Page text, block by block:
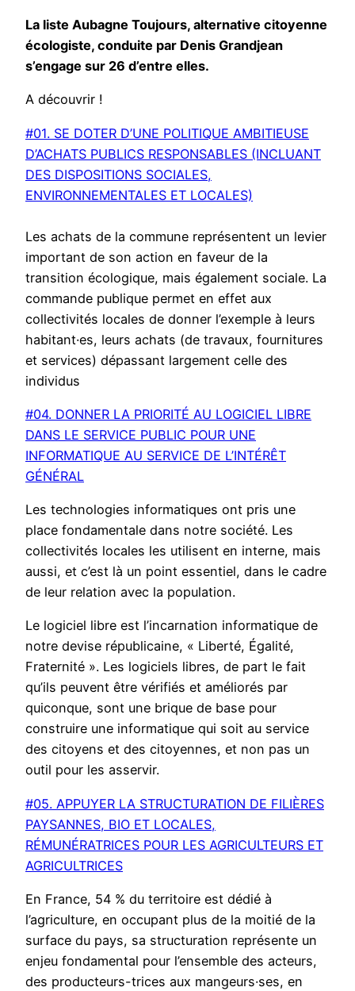
La liste Aubagne Toujours, alternative citoyenne
écologiste, conduite par Denis Grandjean
s’engage sur 26 d’entre elles.
A découvrir !
#01. SE DOTER D’UNE POLITIQUE AMBITIEUSE
D’ACHATS PUBLICS RESPONSABLES (INCLUANT
DES DISPOSITIONS SOCIALES,
ENVIRONNEMENTALES ET LOCALES)
Les achats de la commune représentent un levier
important de son action en faveur de la
transition écologique, mais également sociale. La
commande publique permet en effet aux
collectivités locales de donner l’exemple à leurs
habitant·es, leurs achats (de travaux, fournitures
et services) dépassant largement celle des
individus
#04. DONNER LA PRIORITÉ AU LOGICIEL LIBRE
DANS LE SERVICE PUBLIC POUR UNE
INFORMATIQUE AU SERVICE DE L’INTÉRÊT
GÉNÉRAL
Les technologies informatiques ont pris une
place fondamentale dans notre société. Les
collectivités locales les utilisent en interne, mais
aussi, et c’est là un point essentiel, dans le cadre
de leur relation avec la population.
Le logiciel libre est l’incarnation informatique de
notre devise républicaine, « Liberté, Égalité,
Fraternité ». Les logiciels libres, de part le fait
qu’ils peuvent être vérifiés et améliorés par
quiconque, sont une brique de base pour
construire une informatique qui soit au service
des citoyens et des citoyennes, et non pas un
outil pour les asservir.
#05. APPUYER LA STRUCTURATION DE FILIÈRES
PAYSANNES, BIO ET LOCALES,
RÉMUNÉRATRICES POUR LES AGRICULTEURS ET
AGRICULTRICES
En France, 54 % du territoire est dédié à
l’agriculture, en occupant plus de la moitié de la
surface du pays, sa structuration représente un
enjeu fondamental pour l’ensemble des acteurs,
des producteurs-trices aux mangeurs·ses, en